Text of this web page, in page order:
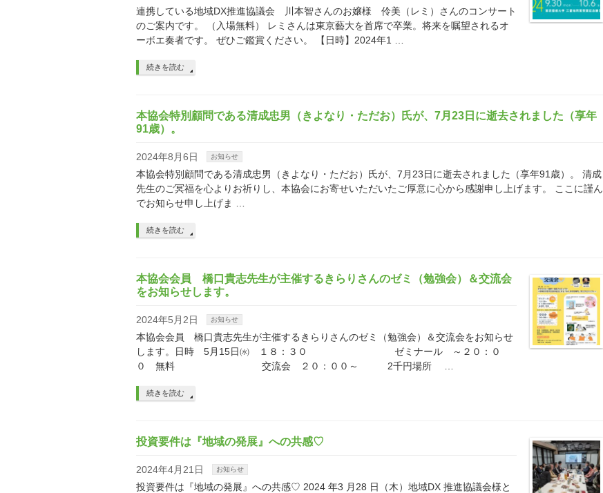
連携している地域DX推進協議会 川本智さんのお嬢様 伶美（レミ）さんのコンサート
のご案内です。 （入場無料） レミさんは東京藝大を首席で卒業。将来を嘱望されるオ
ーボエ奏者です。 ぜひご鑑賞ください。 【日時】2024年1 …
続きを読む
本協会特別顧問である清成忠男（きよなり・ただお）氏が、7月23日に逝去されました（享年
91歳）。
2024年8月6日 お知らせ
本協会特別顧問である清成忠男（きよなり・ただお）氏が、7月23日に逝去されました（享年91歳）。 清成
先生のご冥福を心よりお祈りし、本協会にお寄せいただいたご厚意に心から感謝申し上げます。 ここに謹ん
でお知らせ申し上げま …
続きを読む
本協会会員 橋口貴志先生が主催するきらりさんのゼミ（勉強会）＆交流会
をお知らせします。
2024年5月2日 お知らせ
本協会会員 橋口貴志先生が主催するきらりさんのゼミ（勉強会）＆交流会をお知らせ
します。日時 5月15日㈬ １８：３０ ゼミナール ～２０：０
０ 無料 交流会 ２０：００～ 2千円場所 …
続きを読む
投資要件は『地域の発展』への共感♡
2024年4月21日 お知らせ
投資要件は『地域の発展』への共感♡ 2024 年3 月28 日（木）地域DX 推進協議会様と